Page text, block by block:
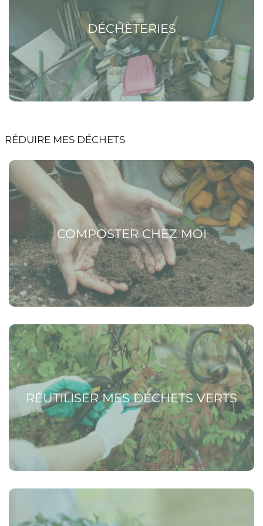
DÉCHÈTERIES
RÉDUIRE MES DÉCHETS
COMPOSTER CHEZ MOI
Voir la page Composter chez moi
RÉUTILISER MES DÉCHETS VERTS
Voir la page Réutiliser mes déchets verts
Voir la page Donner une seconde vie à mes déchets